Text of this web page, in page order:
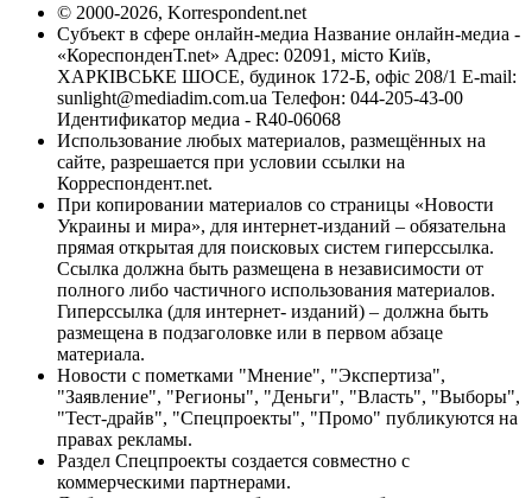
© 2000-2026, Korrespondent.net
Субъект в сфере онлайн-медиа Название онлайн-медиа -
«КореспонденТ.net» Адрес: 02091, місто Київ,
ХАРКІВСЬКЕ ШОСЕ, будинок 172-Б, офіс 208/1 E-mail:
sunlight@mediadim.com.ua Телефон: 044-205-43-00
Идентификатор медиа - R40-06068
Использование любых материалов, размещённых на
сайте, разрешается при условии ссылки на
Корреспондент.net.
При копировании материалов со страницы «Новости
Украины и мира», для интернет-изданий – обязательна
прямая открытая для поисковых систем гиперссылка.
Ссылка должна быть размещена в независимости от
полного либо частичного использования материалов.
Гиперссылка (для интернет- изданий) – должна быть
размещена в подзаголовке или в первом абзаце
материала.
Новости с пометками "Мнение", "Экспертиза",
"Заявление", "Регионы", "Деньги", "Власть", "Выборы",
"Тест-драйв", "Спецпроекты", "Промо" публикуются на
правах рекламы.
Раздел Спецпроекты создается совместно с
коммерческими партнерами.